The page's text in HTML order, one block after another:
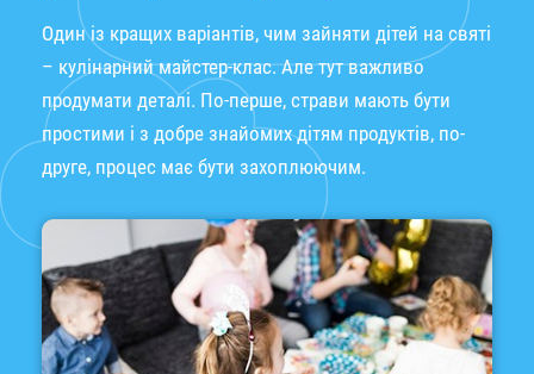
Один із кращих варіантів, чим зайняти дітей на святі
– кулінарний майстер-клас. Але тут важливо
продумати деталі. По-перше, страви мають бути
простими і з добре знайомих дітям продуктів, по-
друге, процес має бути захоплюючим.